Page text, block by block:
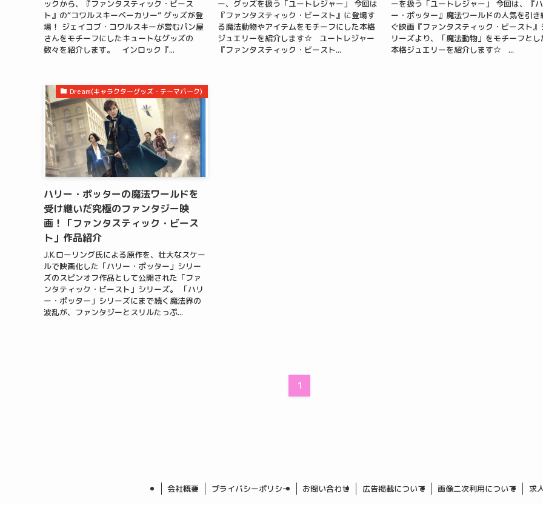
ックから、『ファンタスティック・ビース
ト』の“コワルスキーベーカリー” グッズが登
場！ ジェイコブ・コワルスキーが営むパン屋
さんをモチーフにしたキュートなグッズの
数々を紹介します。 インロック『...
ー、グッズを扱う「ユートレジャー」 今回は
『ファンタスティック・ビースト』に登場す
る魔法動物やアイテムをモチーフにした本格
ジュエリーを紹介します☆ ユートレジャー
『ファンタスティック・ビースト...
ーを扱う「ユートレジャー」 今回は、『
ー・ポッター』魔法ワールドの人気を引き
ぐ映画『ファンタスティック・ビースト』
リーズより、「魔法動物」をモチーフとし
本格ジュエリーを紹介します☆ ...
Dream(キャラクターグッズ・テーマパーク)
ハリー・ポッターの魔法ワールドを
受け継いだ究極のファンタジー映
画！「ファンタスティック・ビース
ト」作品紹介
J.K.ローリング氏による原作を、壮大なスケー
ルで映画化した「ハリー・ポッター」シリー
ズのスピンオフ作品として公開された「ファ
ンタティック・ビースト」シリーズ。 「ハリ
ー・ポッター」シリーズにまで続く魔法界の
波乱が、ファンタジーとスリルたっぷ...
1
会社概要 プライバシーポリシー お問い合わせ 広告掲載について 画像二次利用について 求